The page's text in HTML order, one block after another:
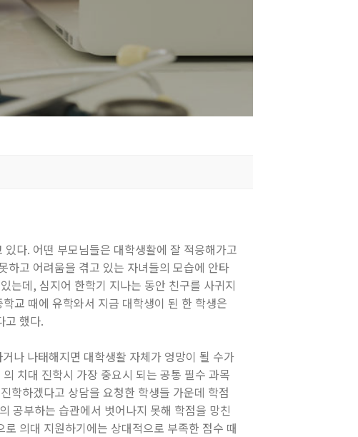
다. 어떤 부모님들은 대학생활에 잘 적응해가고
하고 어려움을 겪고 있는 자녀들의 모습에 안타
는데, 심지어 한학기 지나는 동안 친구를 사귀지
교 때에 유학와서 지금 대학생이 된 한 학생은
고 했다.
나 나태해지면 대학생활 자체가 엉망이 될 수가
치대 진학시 가장 중요시 되는 공통 필수 과목
학하겠다고 상담을 요청한 학생들 가운데 학점
공부하는 습관에서 벗어나지 못해 학점을 망친
의대 지원하기에는 상대적으로 부족한 점수 때